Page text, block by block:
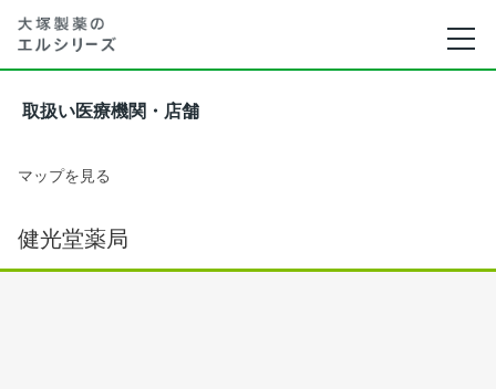
取扱い医療機関・店舗
マップを見る
健光堂薬局